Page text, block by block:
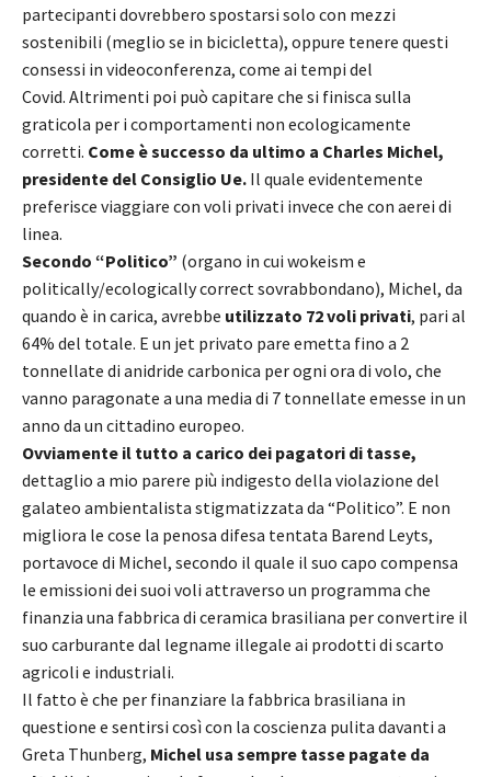
partecipanti dovrebbero spostarsi solo con mezzi
sostenibili (meglio se in bicicletta), oppure tenere questi
consessi in videoconferenza, come ai tempi del
Covid. Altrimenti poi può capitare che si finisca sulla
graticola per i comportamenti non ecologicamente
corretti. Come è successo da ultimo a Charles Michel,
presidente del Consiglio Ue. Il quale evidentemente
preferisce viaggiare con voli privati invece che con aerei di
linea.
Secondo “Politico” (organo in cui wokeism e
politically/ecologically correct sovrabbondano), Michel, da
quando è in carica, avrebbe utilizzato 72 voli privati, pari al
64% del totale. E un jet privato pare emetta fino a 2
tonnellate di anidride carbonica per ogni ora di volo, che
vanno paragonate a una media di 7 tonnellate emesse in un
anno da un cittadino europeo.
Ovviamente il tutto a carico dei pagatori di tasse,
dettaglio a mio parere più indigesto della violazione del
galateo ambientalista stigmatizzata da “Politico”. E non
migliora le cose la penosa difesa tentata Barend Leyts,
portavoce di Michel, secondo il quale il suo capo compensa
le emissioni dei suoi voli attraverso un programma che
finanzia una fabbrica di ceramica brasiliana per convertire il
suo carburante dal legname illegale ai prodotti di scarto
agricoli e industriali.
Il fatto è che per finanziare la fabbrica brasiliana in
questione e sentirsi così con la coscienza pulita davanti a
Greta Thunberg, Michel usa sempre tasse pagate da